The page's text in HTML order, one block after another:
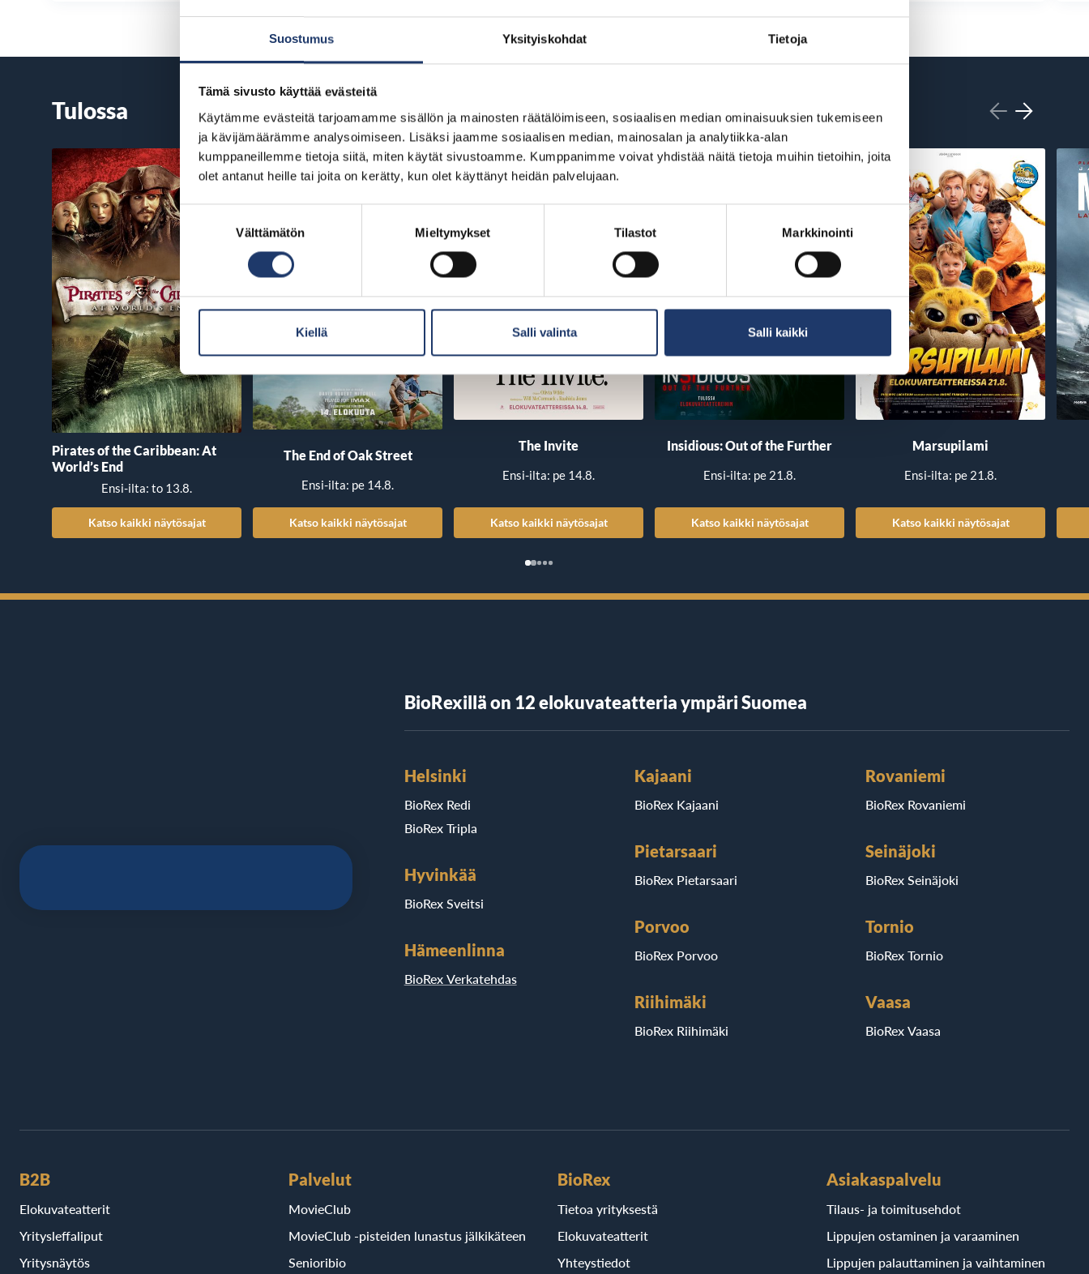
Suostumus Yksityiskohdat Tietoja
Tämä sivusto käyttää evästeitä
Käytämme evästeitä tarjoamamme sisällön ja mainosten räätälöimiseen, sosiaalisen median ominaisuuksien tukemiseen
ja kävijämäärämme analysoimiseen. Lisäksi jaamme sosiaalisen median, mainosalan ja analytiikka-alan
kumppaneillemme tietoja siitä, miten käytät sivustoamme. Kumppanimme voivat yhdistää näitä tietoja muihin tietoihin, joita
olet antanut heille tai joita on kerätty, kun olet käyttänyt heidän palvelujaan.
Suostumuksen
Välttämätön Mieltymykset Tilastot Markkinointi
Kiellä Salli valinta Salli kaikki
Tulossa
Pirates of the Caribbean: At
World’s End
Ensi-ilta: to 13.8.
Katso kaikki näytösajat
The End of Oak Street
Ensi-ilta: pe 14.8.
Katso kaikki näytösajat
The Invite
Ensi-ilta: pe 14.8.
Katso kaikki näytösajat
Insidious: Out of the Further
Ensi-ilta: pe 21.8.
Katso kaikki näytösajat
Marsupilami
Ensi-ilta: pe 21.8.
Katso kaikki näytösajat
BioRexillä on 12 elokuvateatteria ympäri Suomea
Helsinki
BioRex Redi
BioRex Tripla
Hyvinkää
BioRex Sveitsi
Hämeenlinna
BioRex Verkatehdas
Kajaani
BioRex Kajaani
Pietarsaari
BioRex Pietarsaari
Porvoo
BioRex Porvoo
Riihimäki
BioRex Riihimäki
Rovaniemi
BioRex Rovaniemi
Seinäjoki
BioRex Seinäjoki
Tornio
BioRex Tornio
Vaasa
BioRex Vaasa
B2B
Elokuvateatterit
Yritysleffaliput
Yritysnäytös
Palvelut
MovieClub
MovieClub -pisteiden lunastus jälkikäteen
Senioribio
BioRex
Tietoa yrityksestä
Elokuvateatterit
Yhteystiedot
Asiakaspalvelu
Tilaus- ja toimitusehdot
Lippujen ostaminen ja varaaminen
Lippujen palauttaminen ja vaihtaminen